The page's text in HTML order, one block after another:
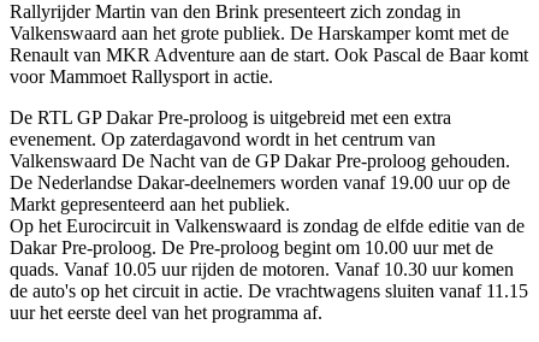
Rallyrijder Martin van den Brink presenteert zich zondag in
Valkenswaard aan het grote publiek. De Harskamper komt met de
Renault van MKR Adventure aan de start. Ook Pascal de Baar komt
voor Mammoet Rallysport in actie.
De RTL GP Dakar Pre-proloog is uitgebreid met een extra
evenement. Op zaterdagavond wordt in het centrum van
Valkenswaard De Nacht van de GP Dakar Pre-proloog gehouden.
De Nederlandse Dakar-deelnemers worden vanaf 19.00 uur op de
Markt gepresenteerd aan het publiek.
Op het Eurocircuit in Valkenswaard is zondag de elfde editie van de
Dakar Pre-proloog. De Pre-proloog begint om 10.00 uur met de
quads. Vanaf 10.05 uur rijden de motoren. Vanaf 10.30 uur komen
de auto's op het circuit in actie. De vrachtwagens sluiten vanaf 11.15
uur het eerste deel van het programma af.